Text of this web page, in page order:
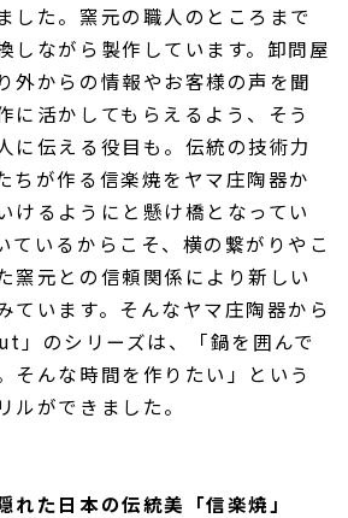
した。窯元の職人のところまで
しながら製作しています。卸問屋
外からの情報やお客様の声を聞
に活かしてもらえるよう、そう
に伝える役目も。伝統の技術力
ちが作る信楽焼をヤマ庄陶器か
けるようにと懸け橋となってい
ているからこそ、横の繋がりやこ
窯元との信頼関係により新しい
ています。そんなヤマ庄陶器から
」のシリーズは、「鍋を囲んで
そんな時間を作りたい」という
ルができました。
れた日本の伝統美「信楽焼」